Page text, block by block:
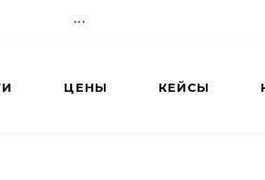
...
ЦЕНЫ КЕЙСЫ